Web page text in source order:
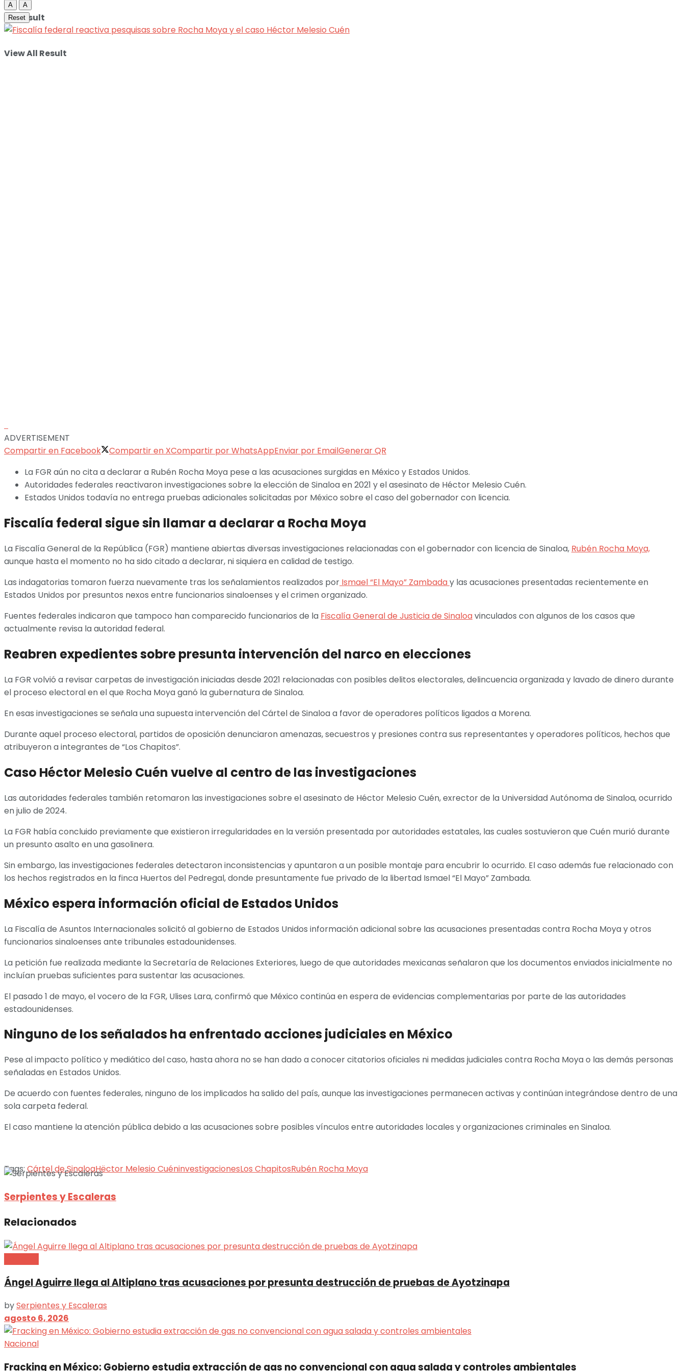
No Result
View All Result
A
A
Reset
ADVERTISEMENT
Compartir en Facebook
Compartir en XCompartir por WhatsAppEnviar por EmailGenerar QR
La FGR aún no cita a declarar a Rubén Rocha Moya pese a las acusaciones surgidas en México y Estados Unidos.
Autoridades federales reactivaron investigaciones sobre la elección de Sinaloa en 2021 y el asesinato de Héctor Melesio Cuén.
Estados Unidos todavía no entrega pruebas adicionales solicitadas por México sobre el caso del gobernador con licencia.
Fiscalía federal sigue sin llamar a declarar a Rocha Moya
La Fiscalía General de la República (FGR) mantiene abiertas diversas investigaciones relacionadas con el gobernador con licencia de Sinaloa, Rubén Rocha Moya,
aunque hasta el momento no ha sido citado a declarar, ni siquiera en calidad de testigo.
Las indagatorias tomaron fuerza nuevamente tras los señalamientos realizados por Ismael “El Mayo” Zambaday las acusaciones presentadas recientemente en
Estados Unidos por presuntos nexos entre funcionarios sinaloenses y el crimen organizado.
Fuentes federales indicaron que tampoco han comparecido funcionarios de la Fiscalía General de Justicia de Sinaloavinculados con algunos de los casos que
actualmente revisa la autoridad federal.
Reabren expedientes sobre presunta intervención del narco en elecciones
La FGR volvió a revisar carpetas de investigación iniciadas desde 2021 relacionadas con posibles delitos electorales, delincuencia organizada y lavado de dinero durante
el proceso electoral en el que Rocha Moya ganó la gubernatura de Sinaloa.
En esas investigaciones se señala una supuesta intervención del Cártel de Sinaloa a favor de operadores políticos ligados a Morena.
Durante aquel proceso electoral, partidos de oposición denunciaron amenazas, secuestros y presiones contra sus representantes y operadores políticos, hechos que
atribuyeron a integrantes de “Los Chapitos”.
Caso Héctor Melesio Cuén vuelve al centro de las investigaciones
Las autoridades federales también retomaron las investigaciones sobre el asesinato de Héctor Melesio Cuén, exrector de la Universidad Autónoma de Sinaloa, ocurrido
en julio de 2024.
La FGR había concluido previamente que existieron irregularidades en la versión presentada por autoridades estatales, las cuales sostuvieron que Cuén murió durante
un presunto asalto en una gasolinera.
Sin embargo, las investigaciones federales detectaron inconsistencias y apuntaron a un posible montaje para encubrir lo ocurrido. El caso además fue relacionado con
los hechos registrados en la finca Huertos del Pedregal, donde presuntamente fue privado de la libertad Ismael “El Mayo” Zambada.
México espera información oficial de Estados Unidos
La Fiscalía de Asuntos Internacionales solicitó al gobierno de Estados Unidos información adicional sobre las acusaciones presentadas contra Rocha Moya y otros
funcionarios sinaloenses ante tribunales estadounidenses.
La petición fue realizada mediante la Secretaría de Relaciones Exteriores, luego de que autoridades mexicanas señalaron que los documentos enviados inicialmente no
incluían pruebas suficientes para sustentar las acusaciones.
El pasado 1 de mayo, el vocero de la FGR, Ulises Lara, confirmó que México continúa en espera de evidencias complementarias por parte de las autoridades
estadounidenses.
Ninguno de los señalados ha enfrentado acciones judiciales en México
Pese al impacto político y mediático del caso, hasta ahora no se han dado a conocer citatorios oficiales ni medidas judiciales contra Rocha Moya o las demás personas
señaladas en Estados Unidos.
De acuerdo con fuentes federales, ninguno de los implicados ha salido del país, aunque las investigaciones permanecen activas y continúan integrándose dentro de una
sola carpeta federal.
El caso mantiene la atención pública debido a las acusaciones sobre posibles vínculos entre autoridades locales y organizaciones criminales en Sinaloa.
Tags:Cártel de SinaloaHëctor Melesio CuéninvestigacionesLos ChapitosRubén Rocha Moya
Serpientes y Escaleras
Relacionados
Ángel Aguirre llega al Altiplano tras acusaciones por presunta destrucción de pruebas de Ayotzinapa
bySerpientes y Escaleras
agosto 6, 2026
Nacional
Fracking en México: Gobierno estudia extracción de gas no convencional con agua salada y controles ambientales